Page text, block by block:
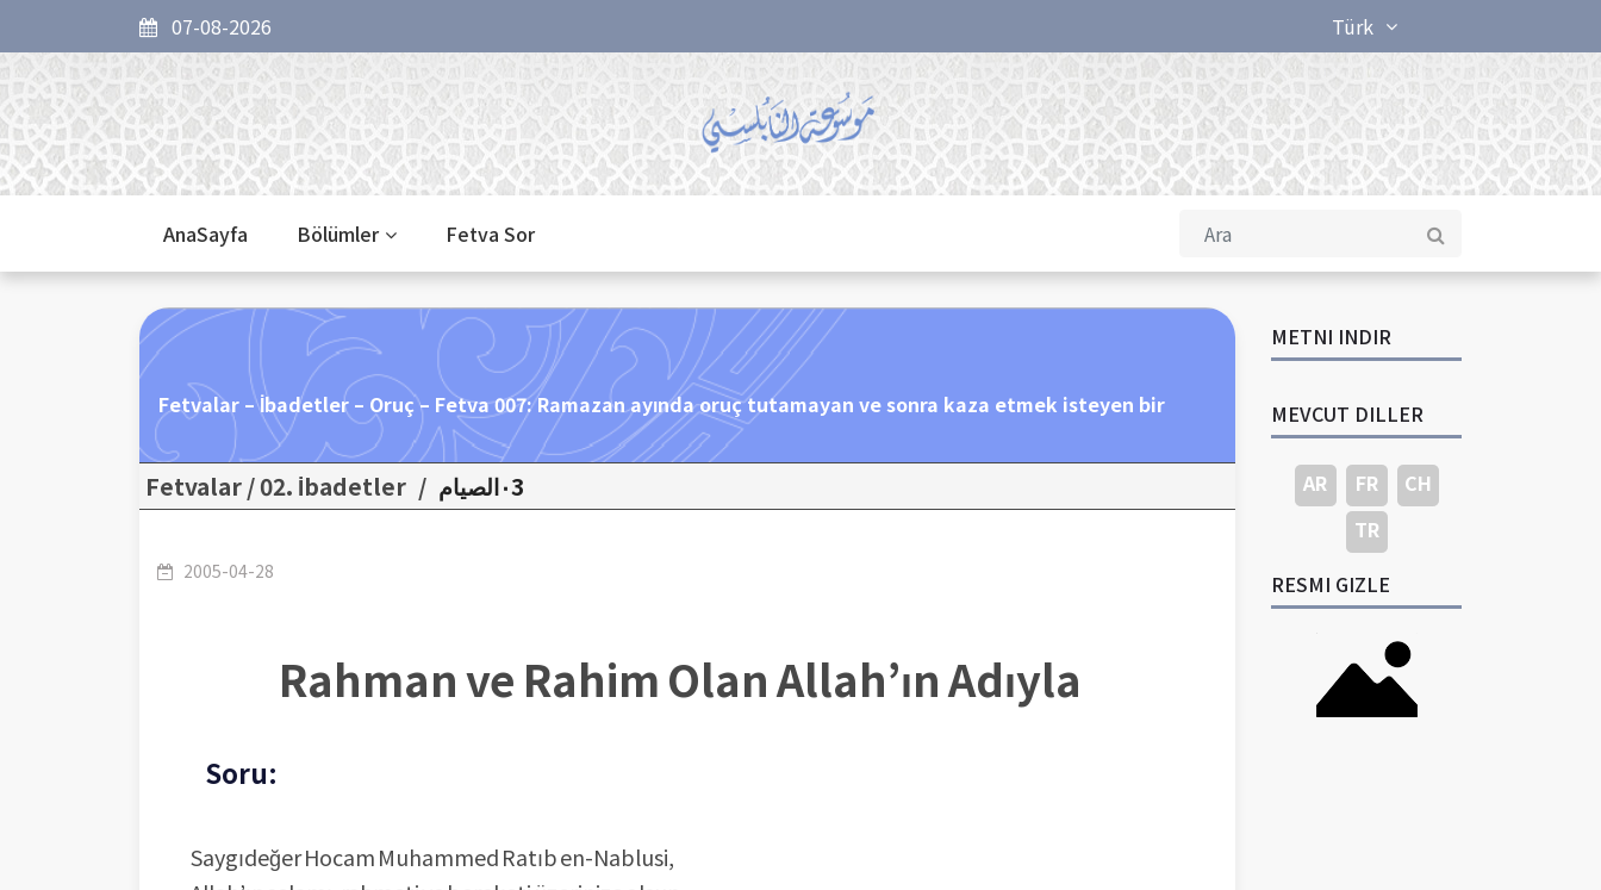
07-08-2026 Türk
AnaSayfa Bölümler Fetva Sor
Fetvalar – İbadetler – Oruç – Fetva 007: Ramazan ayında oruç tutamayan ve sonra kaza etmek isteyen bir
kadının, önce altı gün Şevval ayı oruçlarını tutup, sonra mı kaza oruçlarını tutması ger
Fetvalar / 02. İbadetler / ٠3الصيام
2005-04-28
Rahman ve Rahim Olan Allah’ın Adıyla
Soru:
Saygıdeğer Hocam Muhammed Ratıb en-Nablusi,
METNI INDIR
MEVCUT DILLER
AR FR
CH
TR
RESMI GIZLE